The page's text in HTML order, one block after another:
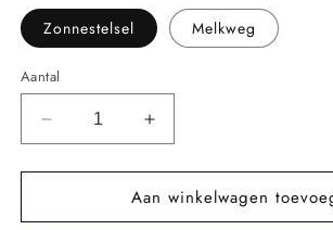
Zonnestelsel Melkweg
Aantal
Aantal
verlagen
voor
SternenZauber
-
Aantal
verhogen
voor
SternenZauber
-
Aan winkelwagen